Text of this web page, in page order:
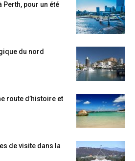
Perth, pour un été
du nord
route d’histoire et
de visite dans la